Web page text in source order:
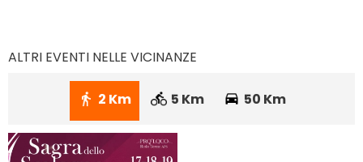
ALTRI EVENTI NELLE VICINANZE
2 Km 5 Km 50 Km